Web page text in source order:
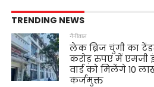
TRENDING NEWS
नैनीताल
लेक ब्रिज चुंगी का
करोड़ रुपए में एमजी
वार्ड को मिलेंगे 10
कर्जमुक्त